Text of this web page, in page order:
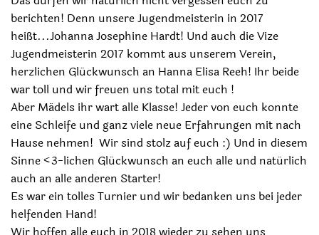
berichten! Denn unsere Jugendmeisterin in 2017
heißt...Johanna Josephine Hardt! Und auch die Vize
Jugendmeisterin 2017 kommt aus unserem Verein,
herzlichen Glückwunsch an Hanna Elisa Reeh! Ihr beide
war toll und wir freuen uns total mit euch !
Aber Mädels ihr wart alle Klasse! Jeder von euch konnte
eine Schleife und ganz viele neue Erfahrungen mit nach
Hause nehmen! Wir sind stolz auf euch :) Und in diesem
Sinne <3-lichen Glückwunsch an euch alle und natürlich
auch an alle anderen Starter!
Es war ein tolles Turnier und wir bedanken uns bei jeder
helfenden Hand!